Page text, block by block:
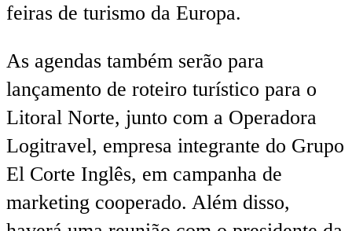
feiras de turismo da Europa.
As agendas também serão para
lançamento de roteiro turístico para o
Litoral Norte, junto com a Operadora
Logitravel, empresa integrante do Grupo
El Corte Inglês, em campanha de
marketing cooperado. Além disso,